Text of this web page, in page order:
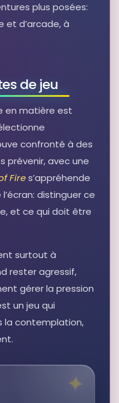
plus posées:
et d’arcade, à
de jeu
en matière est
confronté à des
prévenir, avec une
Fires’appréhende
distinguer ce
et ce qui doit être
surtout à
rester agressif,
gérer la pression
un jeu qui
la contemplation,